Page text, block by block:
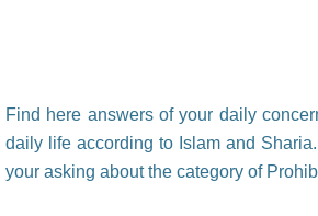
Find here answers of your daily
daily life according to Islam and
your asking about the category of